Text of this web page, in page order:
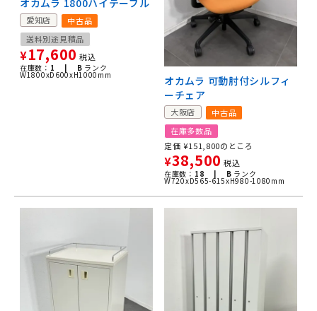
オカムラ 1800ハイテーブル
愛知店
中古品
送料別途見積品
¥17,600 税込
在庫数： 1 | B ランク
W1800xD600xH1000mm
オカムラ 可動肘付シルフィ
ーチェア
大阪店
中古品
在庫多数品
定価 ¥151,800のところ
¥38,500 税込
在庫数： 18 | B ランク
W720xD565-615xH980-1080mm